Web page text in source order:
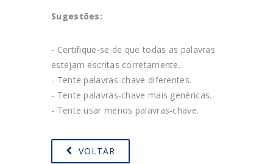
Sugestões:
- Certifique-se de que todas as palavras
estejam escritas corretamente.
- Tente palavras-chave diferentes.
- Tente palavras-chave mais genéricas.
- Tente usar menos palavras-chave.
VOLTAR